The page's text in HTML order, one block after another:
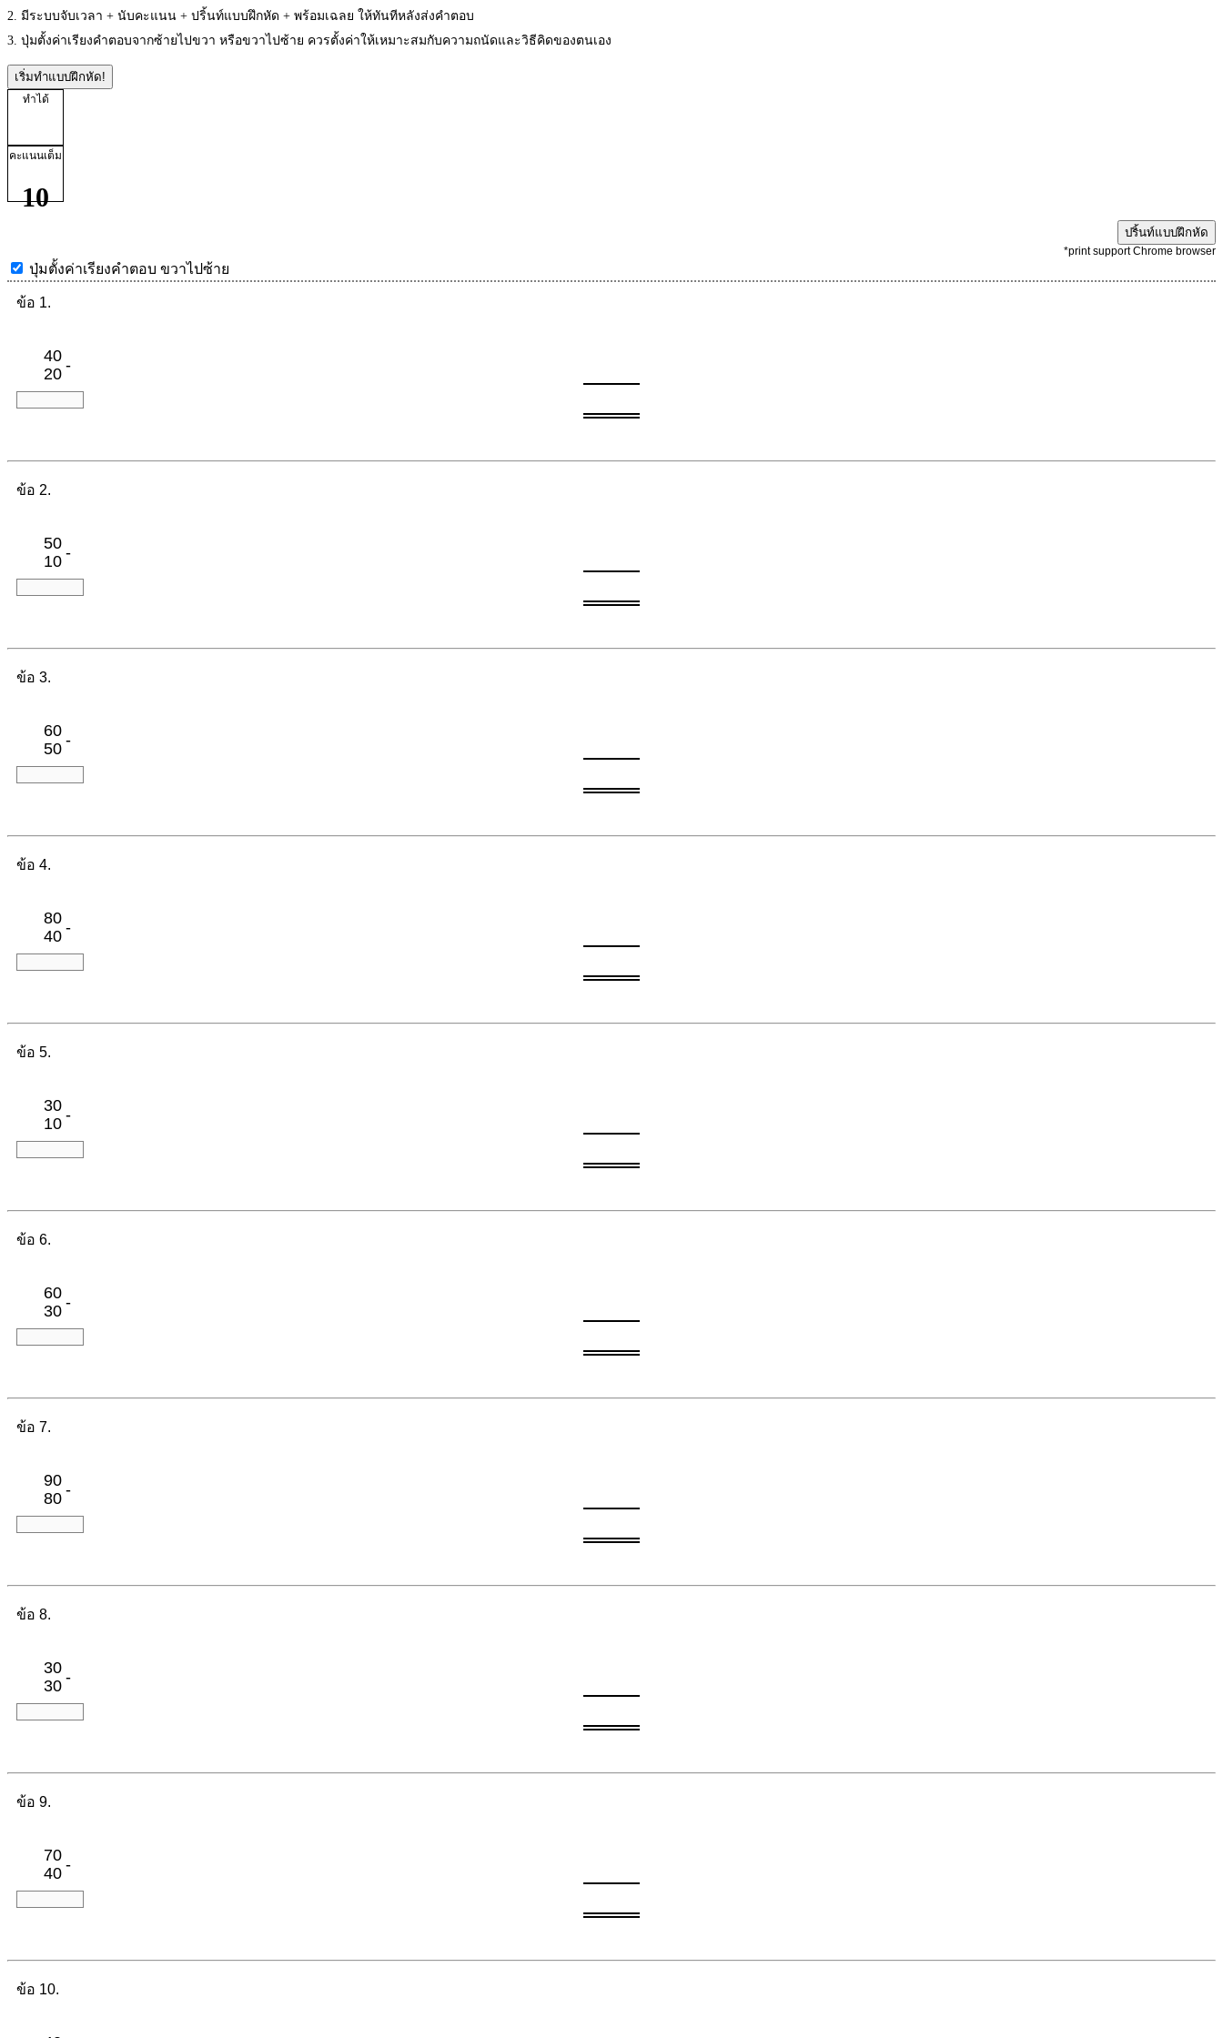
2. มีระบบจับเวลา + นับคะแนน + ปริ้นท์แบบฝึกหัด + พร้อมเฉลย ให้ทันทีหลังส่งคำตอบ
3. ปุ่มตั้งค่าเรียงคำตอบจากซ้ายไปขวา หรือขวาไปซ้าย ควรตั้งค่าให้เหมาะสมกับความถนัดและวิธีคิดของตนเอง
เริ่มทำแบบฝึกหัด!
ทำได้
คะแนนเต็ม
10
ปริ้นท์แบบฝึกหัด
*print support Chrome browser
ปุ่มตั้งค่าเรียงคำตอบ ขวาไปซ้าย
ข้อ 1.
40-
20
ข้อ 2.
50-
10
ข้อ 3.
60-
50
ข้อ 4.
80-
40
ข้อ 5.
30-
10
ข้อ 6.
60-
30
ข้อ 7.
90-
80
ข้อ 8.
30-
30
ข้อ 9.
70-
40
ข้อ 10.